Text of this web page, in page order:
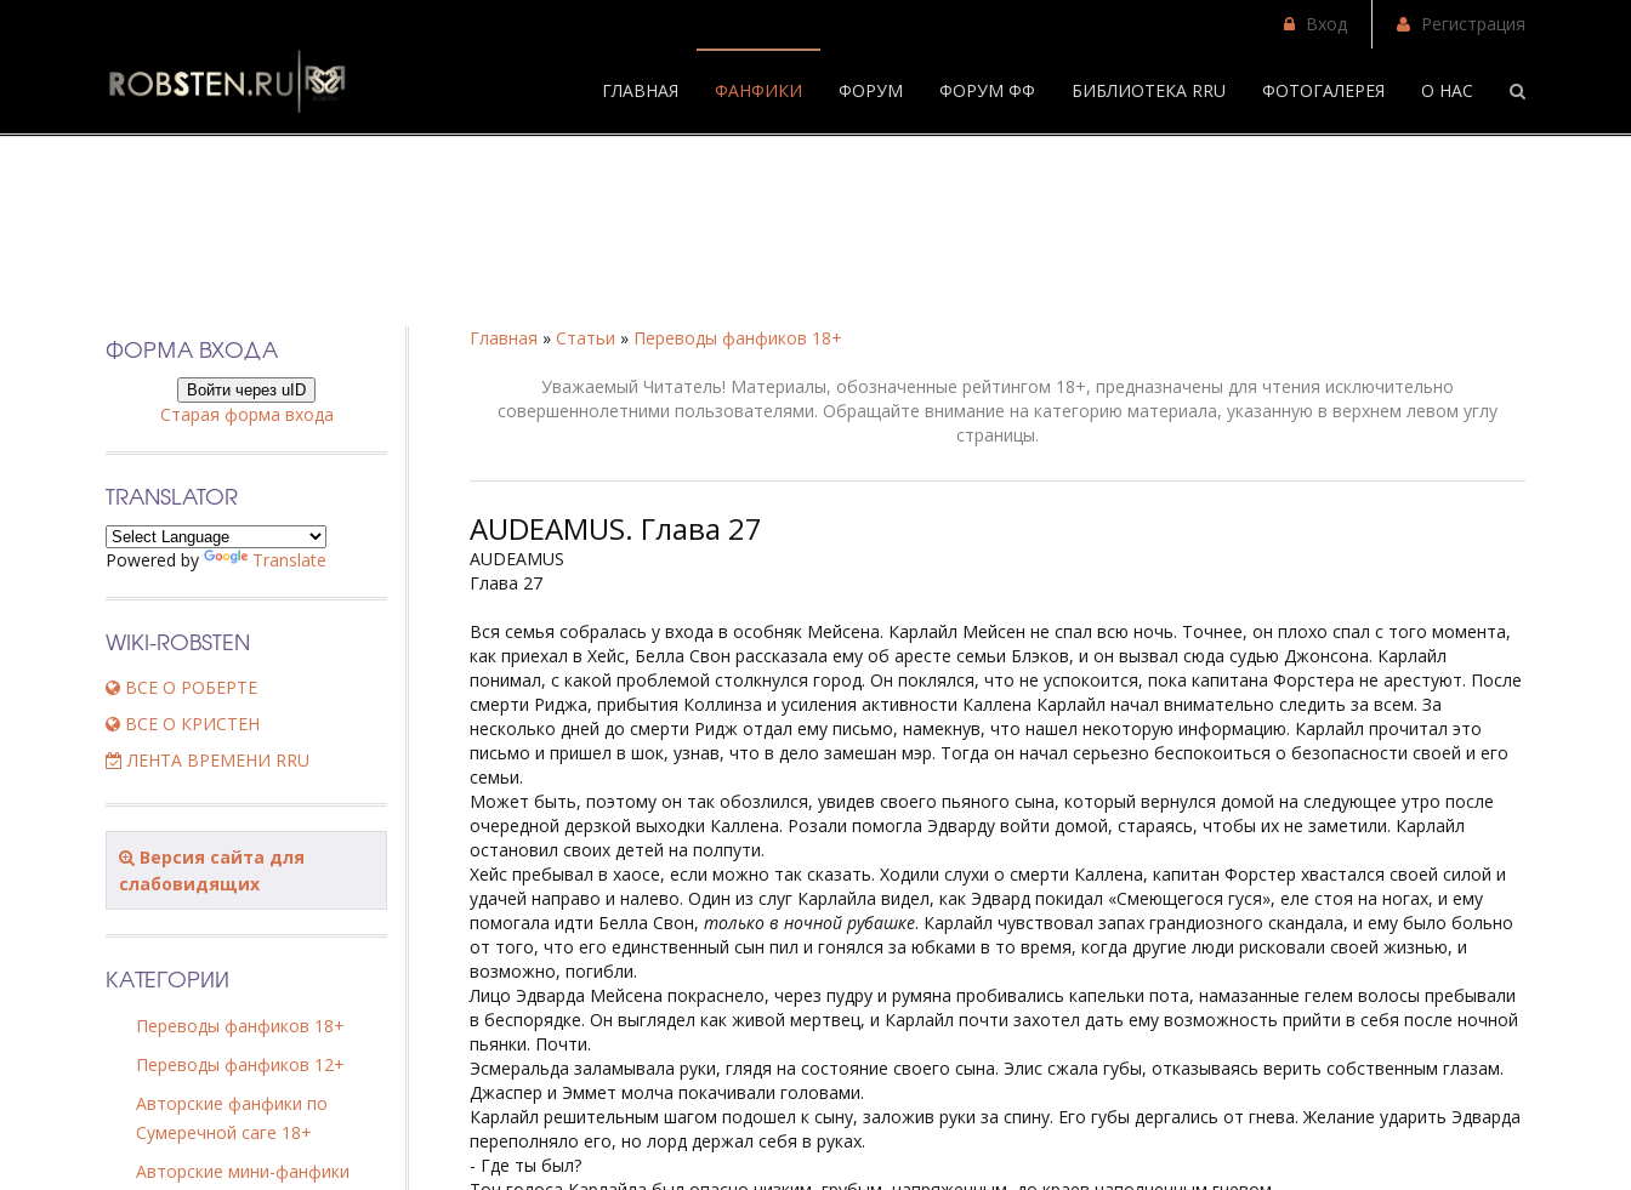
Вход Регистрация
ГЛАВНАЯ ФАНФИКИ ФОРУМ ФОРУМ ФФ БИБЛИОТЕКА RRU ФОТОГАЛЕРЕЯ О НАС
Главная » Статьи » Переводы фанфиков 18+
Уважаемый Читатель! Материалы, обозначенные рейтингом 18+, предназначены для чтения исключительно
совершеннолетними пользователями. Обращайте внимание на категорию материала, указанную в верхнем левом углу
страницы.
AUDEAMUS. Глава 27
AUDEAMUS
Глава 27
Вся семья собралась у входа в особняк Мейсена. Карлайл Мейсен не спал всю ночь. Точнее, он плохо спал с того момента,
как приехал в Хейс, Белла Свон рассказала ему об аресте семьи Блэков, и он вызвал сюда судью Джонсона. Карлайл
понимал, с какой проблемой столкнулся город. Он поклялся, что не успокоится, пока капитана Форстера не арестуют. После
смерти Риджа, прибытия Коллинза и усиления активности Каллена Карлайл начал внимательно следить за всем. За
несколько дней до смерти Ридж отдал ему письмо, намекнув, что нашел некоторую информацию. Карлайл прочитал это
письмо и пришел в шок, узнав, что в дело замешан мэр. Тогда он начал серьезно беспокоиться о безопасности своей и его
семьи.
Может быть, поэтому он так обозлился, увидев своего пьяного сына, который вернулся домой на следующее утро после
очередной дерзкой выходки Каллена. Розали помогла Эдварду войти домой, стараясь, чтобы их не заметили. Карлайл
остановил своих детей на полпути.
Хейс пребывал в хаосе, если можно так сказать. Ходили слухи о смерти Каллена, капитан Форстер хвастался своей силой и
удачей направо и налево. Один из слуг Карлайла видел, как Эдвард покидал «Смеющегося гуся», еле стоя на ногах, и ему
помогала идти Белла Свон, только в ночной рубашке. Карлайл чувствовал запах грандиозного скандала, и ему было больно
от того, что его единственный сын пил и гонялся за юбками в то время, когда другие люди рисковали своей жизнью, и
возможно, погибли.
Лицо Эдварда Мейсена покраснело, через пудру и румяна пробивались капельки пота, намазанные гелем волосы пребывали
в беспорядке. Он выглядел как живой мертвец, и Карлайл почти захотел дать ему возможность прийти в себя после ночной
пьянки. Почти.
Эсмеральда заламывала руки, глядя на состояние своего сына. Элис сжала губы, отказываясь верить собственным глазам.
Джаспер и Эммет молча покачивали головами.
Карлайл решительным шагом подошел к сыну, заложив руки за спину. Его губы дергались от гнева. Желание ударить Эдварда
переполняло его, но лорд держал себя в руках.
- Где ты был?
ФОРМА ВХОДА
Войти через uID
Старая форма входа
TRANSLATOR
Powered by Translate
WIKI-ROBSTEN
ВСЕ О РОБЕРТЕ
ВСЕ О КРИСТЕН
ЛЕНТА ВРЕМЕНИ RRU
Версия сайта для
слабовидящих
КАТЕГОРИИ
Переводы фанфиков 18+
Переводы фанфиков 12+
Авторские фанфики по
Сумеречной саге 18+
Авторские мини-фанфики